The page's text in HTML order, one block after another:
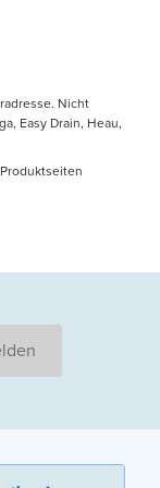
Nicht
Easy Drain, Heau,